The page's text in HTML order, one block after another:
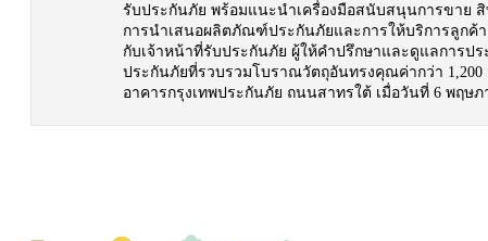
รับประกันภัย พร้อมแนะนำเครื่องมือสนับสนุนการขาย
การนำเสนอผลิตภัณฑ์ประกันภัยและการให้บริการลูกค้
กับเจ้าหน้าที่รับประกันภัย ผู้ให้คำปรึกษาและดูแลการป
ประกันภัยที่รวบรวมโบราณวัตถุอันทรงคุณค่ากว่า
อาคารกรุงเทพประกันภัย ถนนสาทรใต้ เมื่อวันที่ 6 พฤษภ